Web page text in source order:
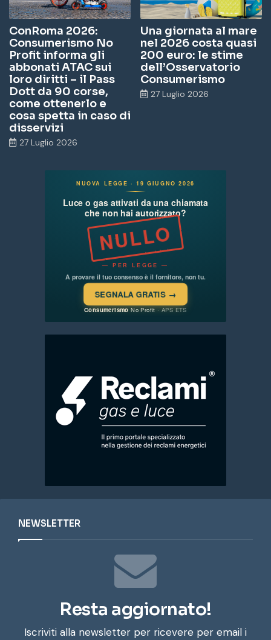
ConRoma 2026:
Consumerismo No
Profit informa gli
abbonati ATAC sui
loro diritti – il Pass
Dott da 90 corse,
come ottenerlo e
cosa spetta in caso di
disservizi
27 Luglio 2026
Una giornata al mare
nel 2026 costa quasi
200 euro: le stime
dell’Osservatorio
Consumerismo
27 Luglio 2026
NEWSLETTER
Resta aggiornato!
Iscriviti alla newsletter per ricevere per email i